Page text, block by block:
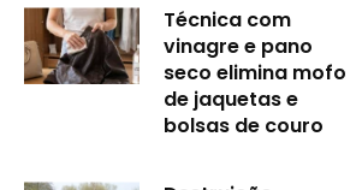
Técnica com
vinagre e pano
seco elimina mofo
de jaquetas e
bolsas de couro